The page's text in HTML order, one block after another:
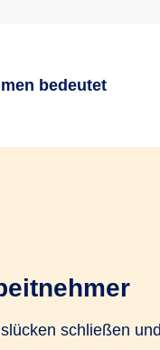
that
add this
bedeutet
schließen